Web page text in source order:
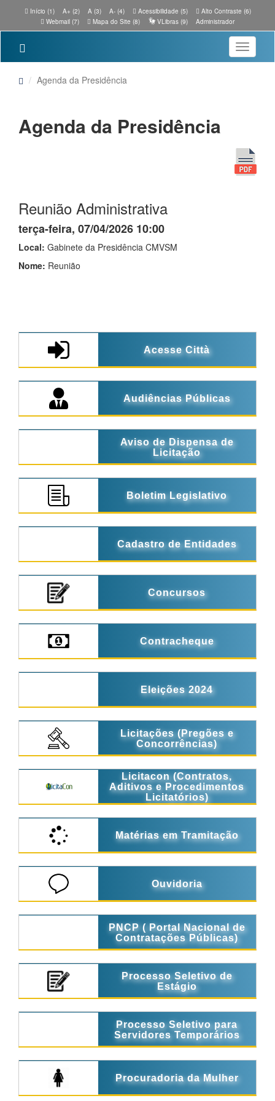
Início (1) A+ (2) A (3) A- (4) Acessibilidade (5)
Alto Contraste (6)
Webmail (7)
Mapa do Site (8) VLibras (9) Administrador
Toggle
Agenda da Presidência
Agenda da Presidência
Reunião Administrativa
terça-feira, 07/04/2026 10:00
Local: Gabinete da Presidência CMVSM
Nome: Reunião
Acesse Città
Audiências Públicas
Aviso de Dispensa de
Licitação
Boletim Legislativo
Cadastro de Entidades
Concursos
Contracheque
Eleições 2024
Licitações (Pregões e
Concorrências)
Licitacon (Contratos,
Aditivos e Procedimentos
Licitatórios)
Matérias em Tramitação
Ouvidoria
PNCP ( Portal Nacional de
Contratações Públicas)
Processo Seletivo de
Estágio
Processo Seletivo para
Servidores Temporários
Procuradoria da Mulher